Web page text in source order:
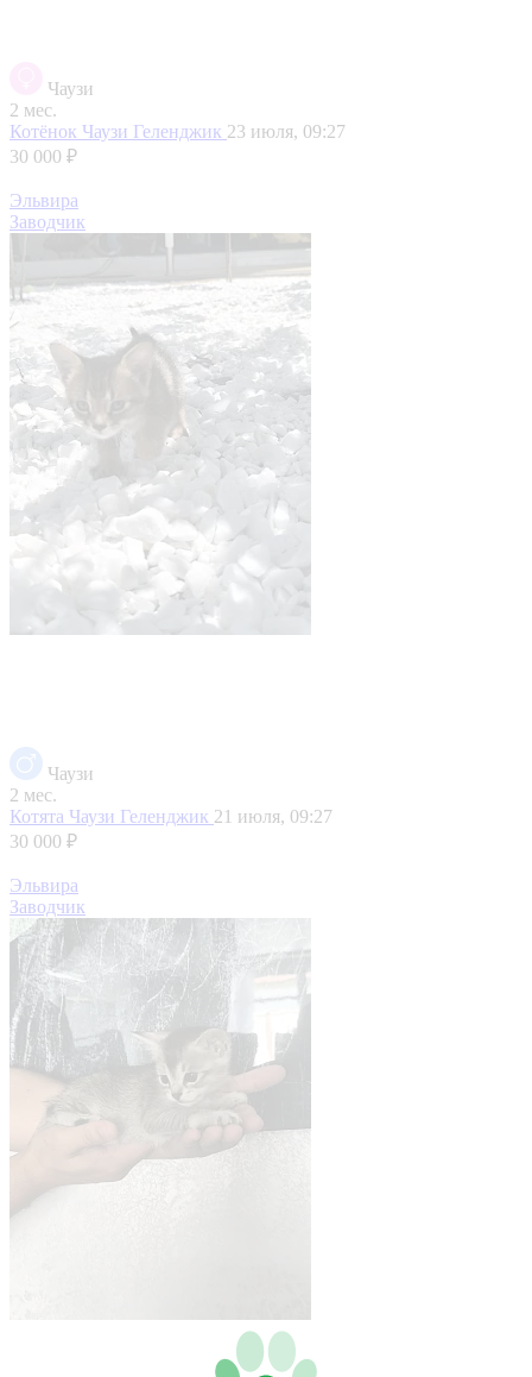
Чаузи
2 мес.
Котёнок Чаузи Геленджик 23 июля, 09:27
30 000 ₽
Эльвира
Заводчик
Чаузи
2 мес.
Котята Чаузи Геленджик 21 июля, 09:27
30 000 ₽
Эльвира
Заводчик